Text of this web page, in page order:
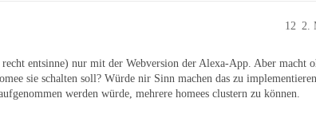
2.
12
entsinne) nur mit der Webversion der Alexa-App. Aber macht
sie schalten soll? Würde nir Sinn machen das zu
werden würde, mehrere homees clustern zu können.